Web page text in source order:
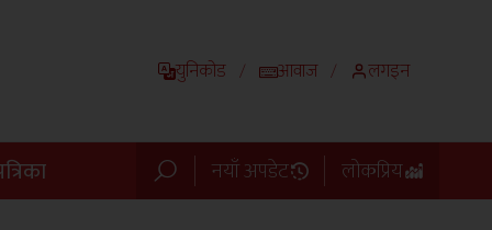
युनिकोड / आवाज / लगइन
नयाँ अपडेट लोकप्रिय